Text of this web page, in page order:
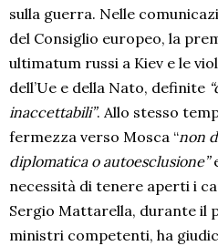
sulla guerra. Nelle
del Consiglio europeo, la
ultimatum russi a Kiev e le
dell’Ue e della Nato, definite
inaccettabili”. Allo stesso
fermezza verso Mosca “non
diplomatica o autoesclusione”
necessità di tenere aperti i
Sergio Mattarella, durante il
ministri competenti, ha